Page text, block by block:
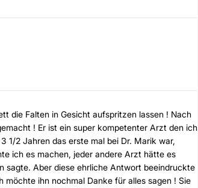
die Falten in Gesicht aufspritzen lassen ! Nach
! Er ist ein super kompetenter Arzt den ich
1/2 Jahren das erste mal bei Dr. Marik war,
ich es machen, jeder andere Arzt hätte es
sagte. Aber diese ehrliche Antwort beeindruckte
möchte ihn nochmal Danke für alles sagen ! Sie